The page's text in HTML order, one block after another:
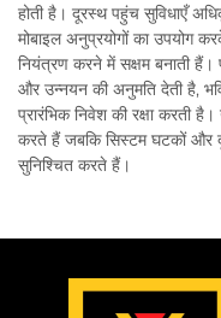
होती है। दूरस्थ पहुंच सुविधाएँ
मोबाइल अनुप्रयोगों का उपयोग
नियंत्रण करने में सक्षम बनाती हैं।
और उन्नयन की अनुमति देती है,
प्रारंभिक निवेश की रक्षा करती
करते हैं जबकि सिस्टम घटकों और
सुनिश्चित करते हैं।